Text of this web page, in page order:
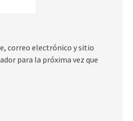
correo electrónico y sitio
para la próxima vez que